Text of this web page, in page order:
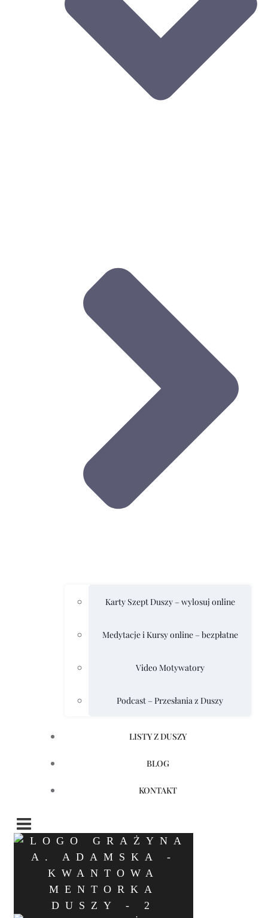
Karty Szept Duszy – wylosuj online
Medytacje i Kursy online – bezpłatne
Video Motywatory
Podcast – Przesłania z Duszy
LISTY Z DUSZY
BLOG
KONTAKT